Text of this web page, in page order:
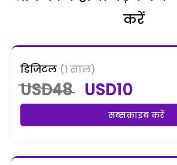
करें
डिजिटल (1 साल)
USD48 USD10
सब्सक्राइब करें